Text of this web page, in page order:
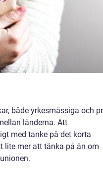
både yrkesmässiga och
länderna. Att
med tanke på det korta
lite mer att tänka på än om